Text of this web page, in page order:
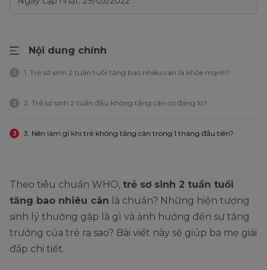
Nội dung chính
1 1. Trẻ sơ sinh 2 tuần tuổi tăng bao nhiêu cân là khỏe mạnh?
2 2. Trẻ sơ sinh 2 tuần đầu không tăng cân có đáng lo?
3 3. Nên làm gì khi trẻ không tăng cân trong 1 tháng đầu tiên?
Theo tiêu chuẩn WHO, trẻ sơ sinh 2 tuần tuổi
tăng bao nhiêu cân là chuẩn? Những hiện tượng
sinh lý thường gặp là gì và ảnh hưởng đến sự tăng
trưởng của trẻ ra sao? Bài viết này sẽ giúp ba mẹ giải
đáp chi tiết.